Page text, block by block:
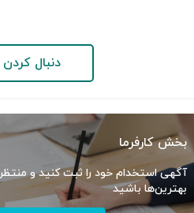
دنبال کردن
بخش کارفرما
آگهی استخدام خود را ثبت کنید و منتظر
بهترین‌ها باشید